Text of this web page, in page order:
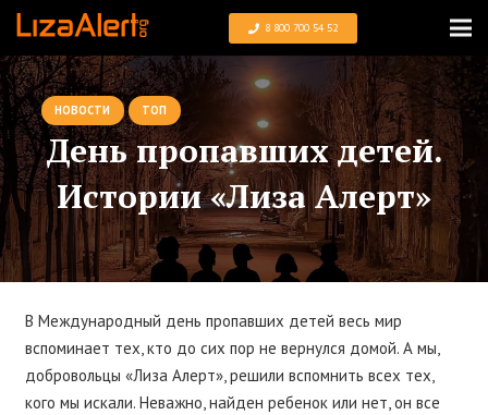
8 800 700 54 52
НОВОСТИ ТОП
День пропавших детей.
Истории «Лиза Алерт»
В Международный день пропавших детей весь мир
вспоминает тех, кто до сих пор не вернулся домой. А мы,
добровольцы «Лиза Алерт», решили вспомнить всех тех,
кого мы искали. Неважно, найден ребенок или нет, он все